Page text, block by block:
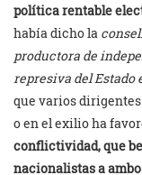
política rentable
había dicho la
productora de
represiva del Estado
que varios
o en el exilio ha
conflictividad, que
nacionalistas a